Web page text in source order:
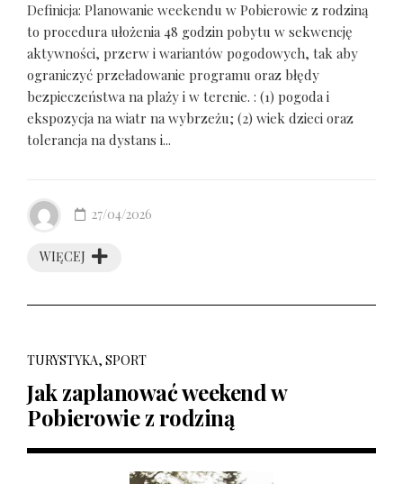
Definicja: Planowanie weekendu w Pobierowie z rodziną
to procedura ułożenia 48 godzin pobytu w sekwencję
aktywności, przerw i wariantów pogodowych, tak aby
ograniczyć przeładowanie programu oraz błędy
bezpieczeństwa na plaży i w terenie. : (1) pogoda i
ekspozycja na wiatr na wybrzeżu; (2) wiek dzieci oraz
tolerancja na dystans i...
WIĘCEJ
27/04/2026
TURYSTYKA, SPORT
Jak zaplanować weekend w
Pobierowie z rodziną